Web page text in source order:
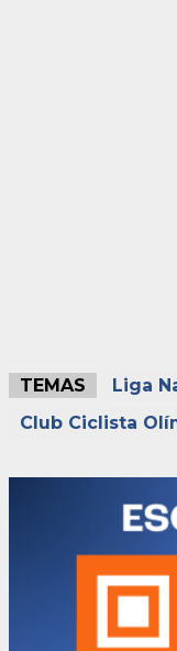
TEMAS
Liga
Club Ciclista